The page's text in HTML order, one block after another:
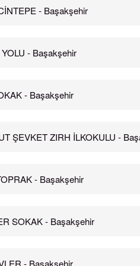
- Başakşehir
- Başakşehir
- Başakşehir
ŞEVKET ZIRH İLKOKULU -
- Başakşehir
SOKAK - Başakşehir
- Başakşehir